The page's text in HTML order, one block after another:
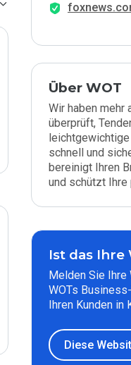
Über WOT
Wir haben
überprüft,
schnell und
bereinigt Ihren
und schützt Ihre
Ist das Ihre
Melden Sie Ihre
WOTs
Ihren Kunden in
Diese